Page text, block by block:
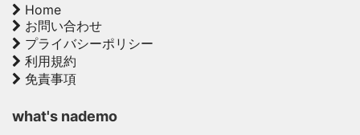
Home
お問い合わせ
プライバシーポリシー
利用規約
免責事項
what's nademo